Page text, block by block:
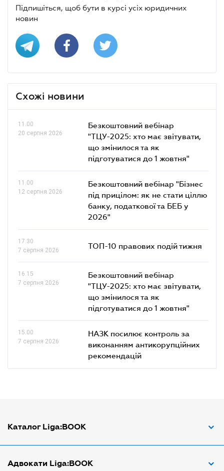
Підпишіться, щоб бути в курсі усіх юридичних
новин
Схожі новини
11.00
20 серпня 2026
Безкоштовний вебінар
"ТЦУ-2025: хто має звітувати,
що змінилося та як
підготуватися до 1 жовтня"
11.00
12 серпня 2026
Безкоштовний вебінар "Бізнес
під прицілом: як не стати ціллю
банку, податкової та БЕБ у
2026"
17.30
7 серпня 2026
ТОП-10 правових подій тижня
16.15
7 серпня 2026
Безкоштовний вебінар
"ТЦУ-2025: хто має звітувати,
що змінилося та як
підготуватися до 1 жовтня"
15.00
7 серпня 2026
НАЗК посилює контроль за
виконанням антикорупційних
рекомендацій
Каталог Liga:BOOK
Адвокат по ДТП
Адвокати Liga:BOOK